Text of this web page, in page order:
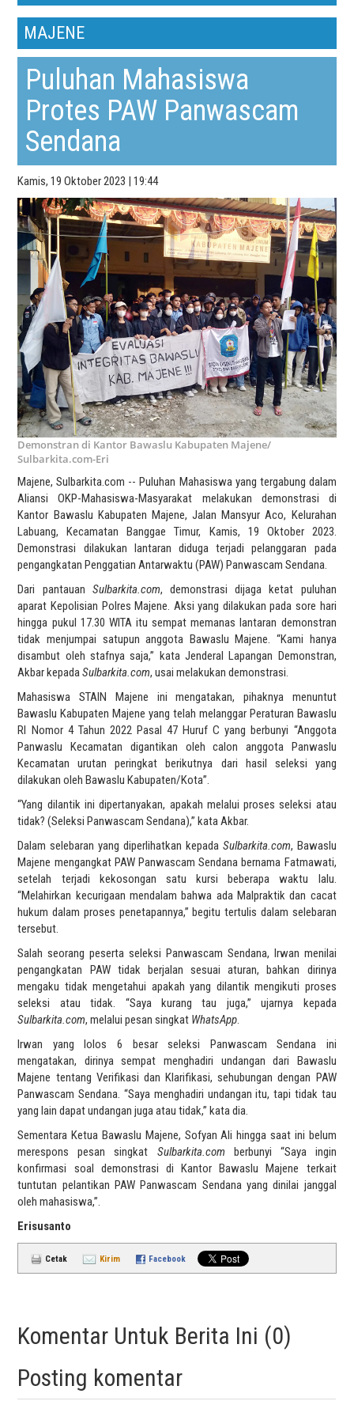
MAJENE
Puluhan Mahasiswa
Protes PAW Panwascam
Sendana
Kamis, 19 Oktober 2023 | 19:44
Demonstran di Kantor Bawaslu Kabupaten Majene/
Sulbarkita.com-Eri
Majene, Sulbarkita.com -- Puluhan Mahasiswa yang tergabung dalam
Aliansi OKP-Mahasiswa-Masyarakat melakukan demonstrasi di
Kantor Bawaslu Kabupaten Majene, Jalan Mansyur Aco, Kelurahan
Labuang, Kecamatan Banggae Timur, Kamis, 19 Oktober 2023.
Demonstrasi dilakukan lantaran diduga terjadi pelanggaran pada
pengangkatan Penggatian Antarwaktu (PAW) Panwascam Sendana.
Dari pantauan Sulbarkita.com, demonstrasi dijaga ketat puluhan
aparat Kepolisian Polres Majene. Aksi yang dilakukan pada sore hari
hingga pukul 17.30 WITA itu sempat memanas lantaran demonstran
tidak menjumpai satupun anggota Bawaslu Majene. “Kami hanya
disambut oleh stafnya saja,” kata Jenderal Lapangan Demonstran,
Akbar kepadaSulbarkita.com, usai melakukan demonstrasi.
Mahasiswa STAIN Majene ini mengatakan, pihaknya menuntut
Bawaslu Kabupaten Majene yang telah melanggar Peraturan Bawaslu
RI Nomor 4 Tahun 2022 Pasal 47 Huruf C yang berbunyi “Anggota
Panwaslu Kecamatan digantikan oleh calon anggota Panwaslu
Kecamatan urutan peringkat berikutnya dari hasil seleksi yang
dilakukan oleh Bawaslu Kabupaten/Kota”.
“Yang dilantik ini dipertanyakan, apakah melalui proses seleksi atau
tidak? (Seleksi Panwascam Sendana),” kata Akbar.
Dalam selebaran yang diperlihatkan kepada Sulbarkita.com, Bawaslu
Majene mengangkat PAW Panwascam Sendana bernama Fatmawati,
setelah terjadi kekosongan satu kursi beberapa waktu lalu.
“Melahirkan kecurigaan mendalam bahwa ada Malpraktik dan cacat
hukum dalam proses penetapannya,” begitu tertulis dalam selebaran
tersebut.
Salah seorang peserta seleksi Panwascam Sendana, Irwan menilai
pengangkatan PAW tidak berjalan sesuai aturan, bahkan dirinya
mengaku tidak mengetahui apakah yang dilantik mengikuti proses
seleksi atau tidak. “Saya kurang tau juga,” ujarnya kepada
Sulbarkita.com, melalui pesan singkat WhatsApp
Irwan yang lolos 6 besar seleksi Panwascam Sendana ini
mengatakan, dirinya sempat menghadiri undangan dari Bawaslu
Majene tentang Verifikasi dan Klarifikasi, sehubungan dengan PAW
Panwascam Sendana. “Saya menghadiri undangan itu, tapi tidak tau
yang lain dapat undangan juga atau tidak,” kata dia.
Sementara Ketua Bawaslu Majene, Sofyan Ali hingga saat ini belum
merespons pesan singkat Sulbarkita.com berbunyi “Saya ingin
konfirmasi soal demonstrasi di Kantor Bawaslu Majene terkait
tuntutan pelantikan PAW Panwascam Sendana yang dinilai janggal
oleh mahasiswa,”.
Erisusanto
Cetak Kirim Facebook
Komentar Untuk Berita Ini (0)
Posting komentar